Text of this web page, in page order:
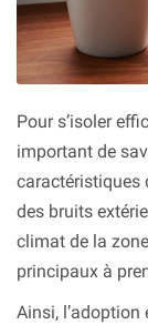
Pour s’isoler
important de
caractéristiques
des bruits
climat de la
principaux à
Ainsi, l’adoption